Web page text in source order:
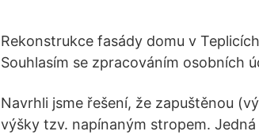
Rekonstrukce fasády domu v
Souhlasím se zpracováním osobních
Navrhli jsme řešení, že zapuštěnou
výšky tzv. napínaným stropem.